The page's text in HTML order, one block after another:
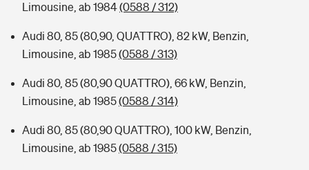
Limousine, ab 1984(0588 / 312)
Audi 80, 85 (80,90, QUATTRO), 82 kW, Benzin,
Limousine, ab 1985(0588 / 313)
Audi 80, 85 (80,90 QUATTRO), 66 kW, Benzin,
Limousine, ab 1985(0588 / 314)
Audi 80, 85 (80,90 QUATTRO), 100 kW, Benzin,
Limousine, ab 1985(0588 / 315)